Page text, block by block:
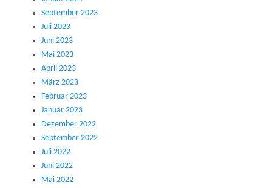
September 2023
Juli 2023
Juni 2023
Mai 2023
April 2023
März 2023
Februar 2023
Januar 2023
Dezember 2022
September 2022
Juli 2022
Juni 2022
Mai 2022